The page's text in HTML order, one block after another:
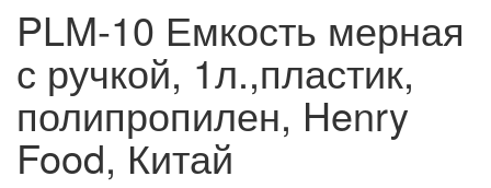
PLM-10 Емкость мерная
с ручкой, 1л.,пластик,
полипропилен, Henry
Food, Китай